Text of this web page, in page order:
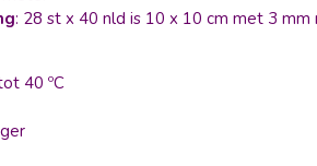
: 28 st x 40 nld is 10 x 10 cm met 3 mm
40 ºC